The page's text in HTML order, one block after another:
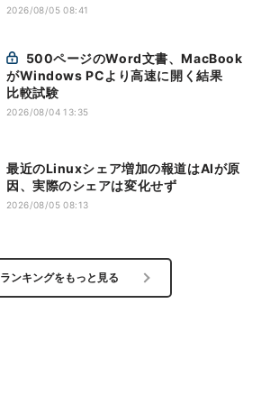
2026/08/05 08:41
がWindows PCより高速に開く結果
比較試験
2026/08/04 13:35
最近のLinuxシェア増加の報道はAIが原
因、実際のシェアは変化せず
2026/08/05 08:13
ランキングをもっと見る